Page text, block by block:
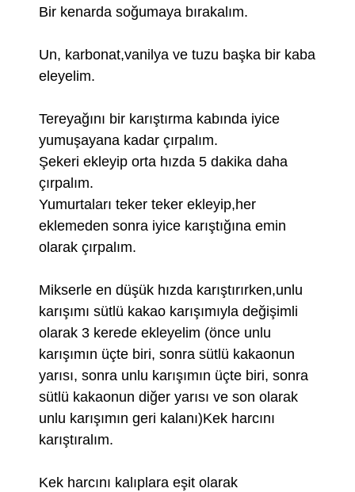
Bir kenarda soğumaya bırakalım.
Un, karbonat,vanilya ve tuzu başka bir kaba
eleyelim.
Tereyağını bir karıştırma kabında iyice
yumuşayana kadar çırpalım.
Şekeri ekleyip orta hızda 5 dakika daha
çırpalım.
Yumurtaları teker teker ekleyip,her
eklemeden sonra iyice karıştığına emin
olarak çırpalım.
Mikserle en düşük hızda karıştırırken,unlu
karışımı sütlü kakao karışımıyla değişimli
olarak 3 kerede ekleyelim (önce unlu
karışımın üçte biri, sonra sütlü kakaonun
yarısı, sonra unlu karışımın üçte biri, sonra
sütlü kakaonun diğer yarısı ve son olarak
unlu karışımın geri kalanı)Kek harcını
karıştıralım.
Kek harcını kalıplara eşit olarak